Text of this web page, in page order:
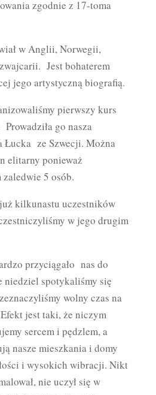
zgodnie z 17-toma
w Anglii, Norwegii,
Jest bohaterem
jego artystyczną biografią.
pierwszy kurs
go nasza
ze Szwecji. Można
elitarny ponieważ
5 osób.
kilkunastu uczestników
w jego drugim
przyciągało nas do
niedziel spotykaliśmy się
wolny czas na
jest taki, że niczym
sercem i pędzlem, a
nasze mieszkania i domy
i wysokich wibracji. Nikt
nie uczył się w